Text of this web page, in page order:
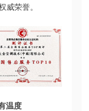
威荣誉。
温度